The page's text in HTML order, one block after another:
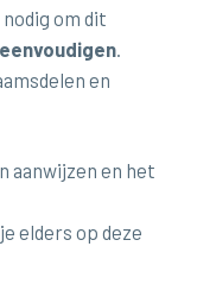
om dit
.
en
aanwijzen en het
elders op deze